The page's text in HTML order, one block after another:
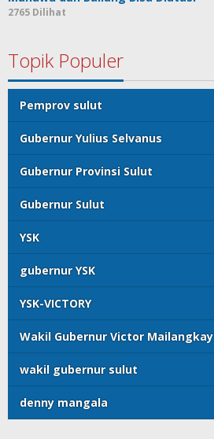
2765 Dilihat
Topik Populer
Pemprov sulut
Gubernur Yulius Selvanus
Gubernur Provinsi Sulut
Gubernur Sulut
YSK
gubernur YSK
YSK-VICTORY
Wakil Gubernur Victor Mailangkay
wakil gubernur sulut
denny mangala